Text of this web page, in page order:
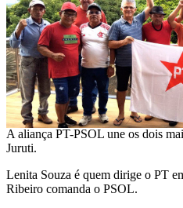
A aliança PT-PSOL une os dois
Juruti.
Lenita Souza é quem dirige o PT
Ribeiro comanda o PSOL.